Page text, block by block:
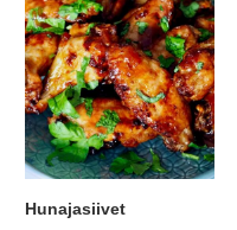
Hunajasiivet